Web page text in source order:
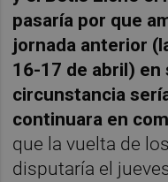
pasaría por que
jornada anterior
16-17 de abril) en
circunstancia
continuara en
que la vuelta de
disputaría el